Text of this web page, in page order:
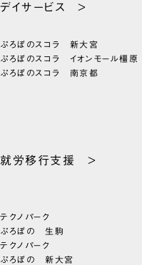
デイサービス >
ぷろぼのスコラ 新大宮
ぷろぼのスコラ イオンモール橿原
ぷろぼのスコラ 南京都
就労移行支援 >
テクノパーク
ぷろぼの 生駒
テクノパーク
ぷろぼの 新大宮